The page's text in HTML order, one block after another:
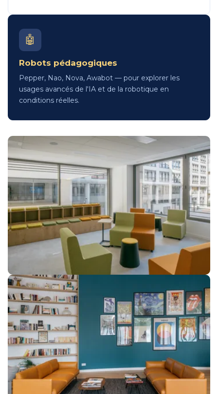
🤖
Robots pédagogiques
Pepper, Nao, Nova, Awabot — pour explorer les
usages avancés de l'IA et de la robotique en
conditions réelles.
Image
Image